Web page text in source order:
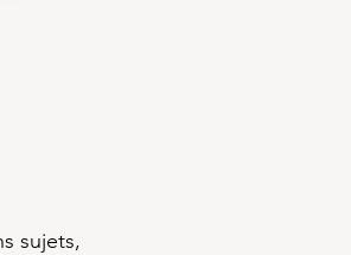
sujets,